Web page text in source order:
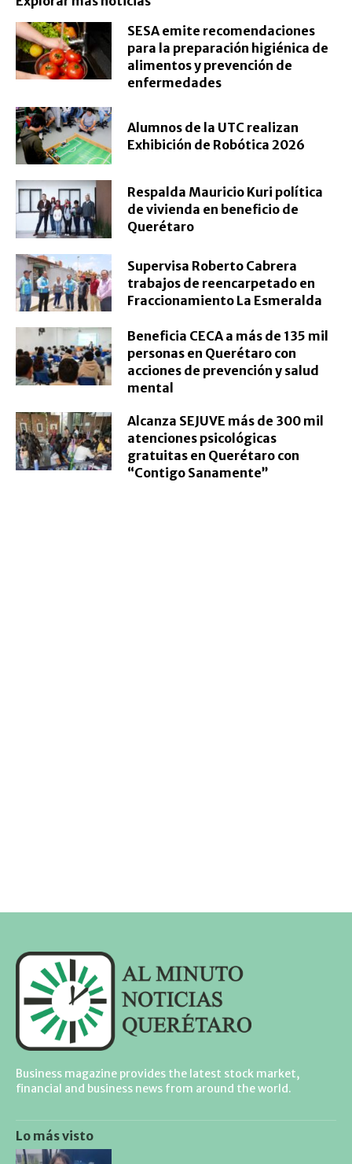
SESA emite recomendaciones
para la preparación higiénica de
alimentos y prevención de
enfermedades
Alumnos de la UTC realizan
Exhibición de Robótica 2026
Respalda Mauricio Kuri política
de vivienda en beneficio de
Querétaro
Supervisa Roberto Cabrera
trabajos de reencarpetado en
Fraccionamiento La Esmeralda
Beneficia CECA a más de 135 mil
personas en Querétaro con
acciones de prevención y salud
mental
Alcanza SEJUVE más de 300 mil
atenciones psicológicas
gratuitas en Querétaro con
“Contigo Sanamente”
Business magazine provides the latest stock market,
financial and business news from around the world.
Lo más visto